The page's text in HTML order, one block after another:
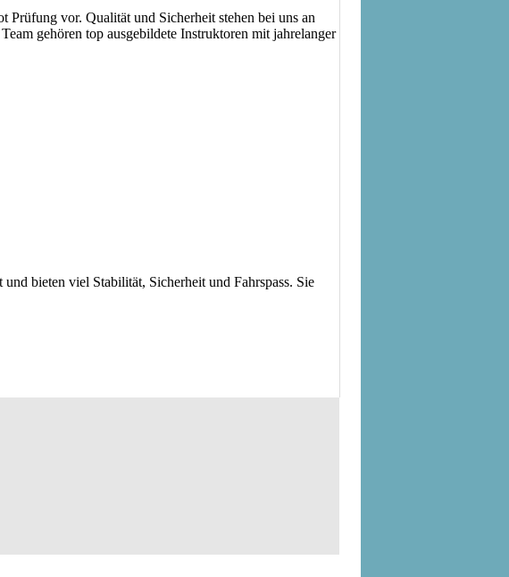
vor. Qualität und Sicherheit stehen bei uns an
gehören top ausgebildete Instruktoren mit jahrelanger
bieten viel Stabilität, Sicherheit und Fahrspass. Sie